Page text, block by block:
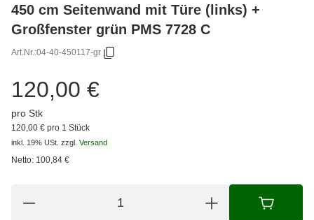
450 cm Seitenwand mit Türe (links) +
Großfenster grün PMS 7728 C
Art.Nr.:04-40-450117-gr
120,00 €
pro Stk
120,00 € pro 1 Stück
inkl. 19% USt. zzgl. Versand
Netto: 100,84 €